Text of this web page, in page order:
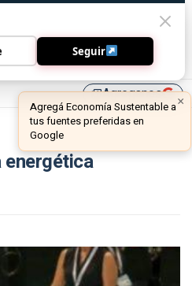
library_addAgreganos ×
Agregá Economía Sustentable a
tus fuentes preferidas en
Google
Seguir